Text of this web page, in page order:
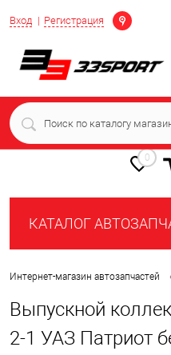
Вход Регистрация
Определение
0
КАТАЛОГ
Интернет-магазин автозапчастей
Выпускной
2-1 УАЗ Патриот